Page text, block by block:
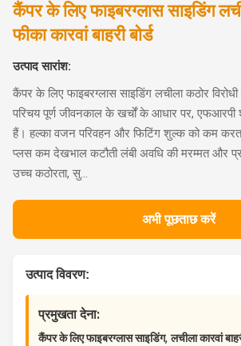
कैंपर के लिए फाइबरग्लास साइडिंग
फीका कारवां बाहरी बोर्ड
उत्पाद सारांश:
कैंपर के लिए फाइबरग्लास साइडिंग लचीला कठोर विरोधी
परिचय पूर्ण जीवनकाल के खर्चों के आधार पर, एफआरपी
हैं। हल्का वजन परिवहन और फिटिंग शुल्क को कम
प्लस कम देखभाल कटौती लंबी अवधि की मरम्मत और
उच्च कठोरता, सु...
अभी पूछताछ करें
उत्पाद विवरण:
प्रमुखता देना:
कैंपर के लिए फाइबरग्लास साइडिंग,लचीला कारवां